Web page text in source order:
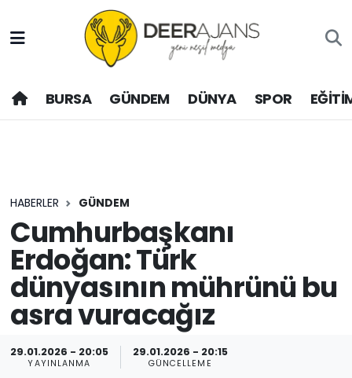
BURSA GÜNDEM DÜNYA SPOR
HABERLER GÜNDEM
Cumhurbaşkanı
Erdoğan: Türk
dünyasının mührünü bu
asra vuracağız
29.01.2026 - 20:05
YAYINLANMA
29.01.2026 - 20:15
GÜNCELLEME
Hava Durumu
Trafik Durumu
Son Dakika Haberleri
Haber Arşivi